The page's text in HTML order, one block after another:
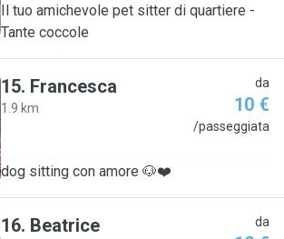
Il tuo amichevole pet sitter di quartiere -
Tante coccole
15. Francesca
1.9 km
da
10 €
/passeggiata
dog sitting con amore 🐶❤️
16. Beatrice da